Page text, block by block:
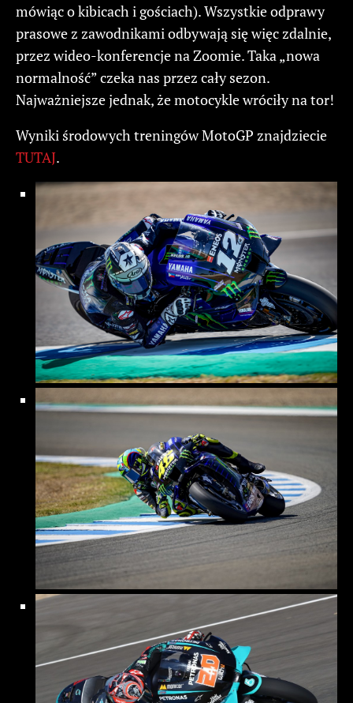
mówiąc o kibicach i gościach). Wszystkie odprawy
prasowe z zawodnikami odbywają się więc zdalnie,
przez wideo-konferencje na Zoomie. Taka „nowa
normalność” czeka nas przez cały sezon.
Najważniejsze jednak, że motocykle wróciły na tor!
Wyniki środowych treningów MotoGP znajdziecie
TUTAJ.